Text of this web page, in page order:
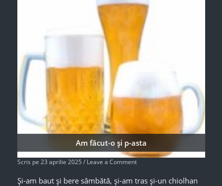
Am făcut-o și p-asta
Scris pe 23 aprilie 2025 / Leave a Comment
Și-am baut și bere sâmbătă, și-am tras și-un chiolhan